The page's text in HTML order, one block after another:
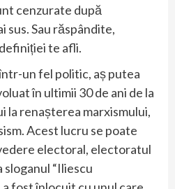
cenzurate după
sus. Sau răspândite,
te afli.
un fel politic, aș putea
în ultimii 30 de ani de la
la renașterea marxismului,
Acest lucru se poate
electoral, electoratul
sloganul “Iliescu